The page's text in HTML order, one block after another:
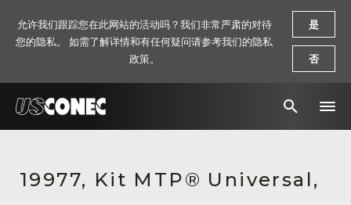
解决方案
19977, Kit MTP® Universal,
允许我们跟踪您在此网站的活动吗？我们非常严肃的对待
您的隐私。 如需了解详情和有任何疑问请参考我们的隐私
政策。
是
否